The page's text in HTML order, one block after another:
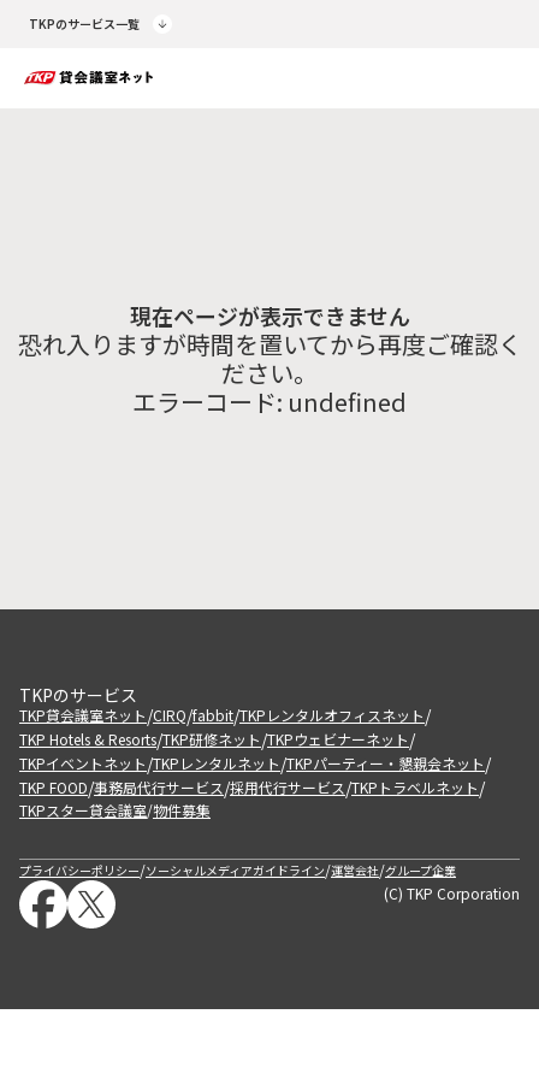
TKPのサービス一覧
現在ページが表示できません
恐れ入りますが時間を置いてから再度ご確認く
ださい。
エラーコード: undefined
TKPのサービス
TKP貸会議室ネット/CIRQ/fabbit/TKPレンタルオフィスネット/
TKP Hotels & Resorts/TKP研修ネット/TKPウェビナーネット/
TKPイベントネット/TKPレンタルネット/TKPパーティー・懇親会ネット/
TKP FOOD/事務局代行サービス/採用代行サービス/TKPトラベルネット/
TKPスター貸会議室/物件募集
プライバシーポリシー/ソーシャルメディアガイドライン/運営会社/グループ企業
(C) TKP Corporation